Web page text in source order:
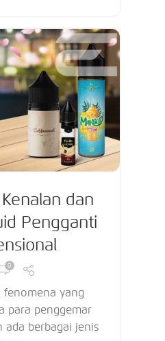
dan
Pengganti
0
fenomena yang
para penggemar
ada berbagai jenis